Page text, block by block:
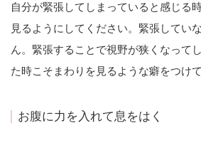
自分が緊張してしまっていると感じる
見るようにしてください。緊張してい
ん。緊張することで視野が狭くなって
た時こそまわりを見るような癖をつけ
お腹に力を入れて息をはく